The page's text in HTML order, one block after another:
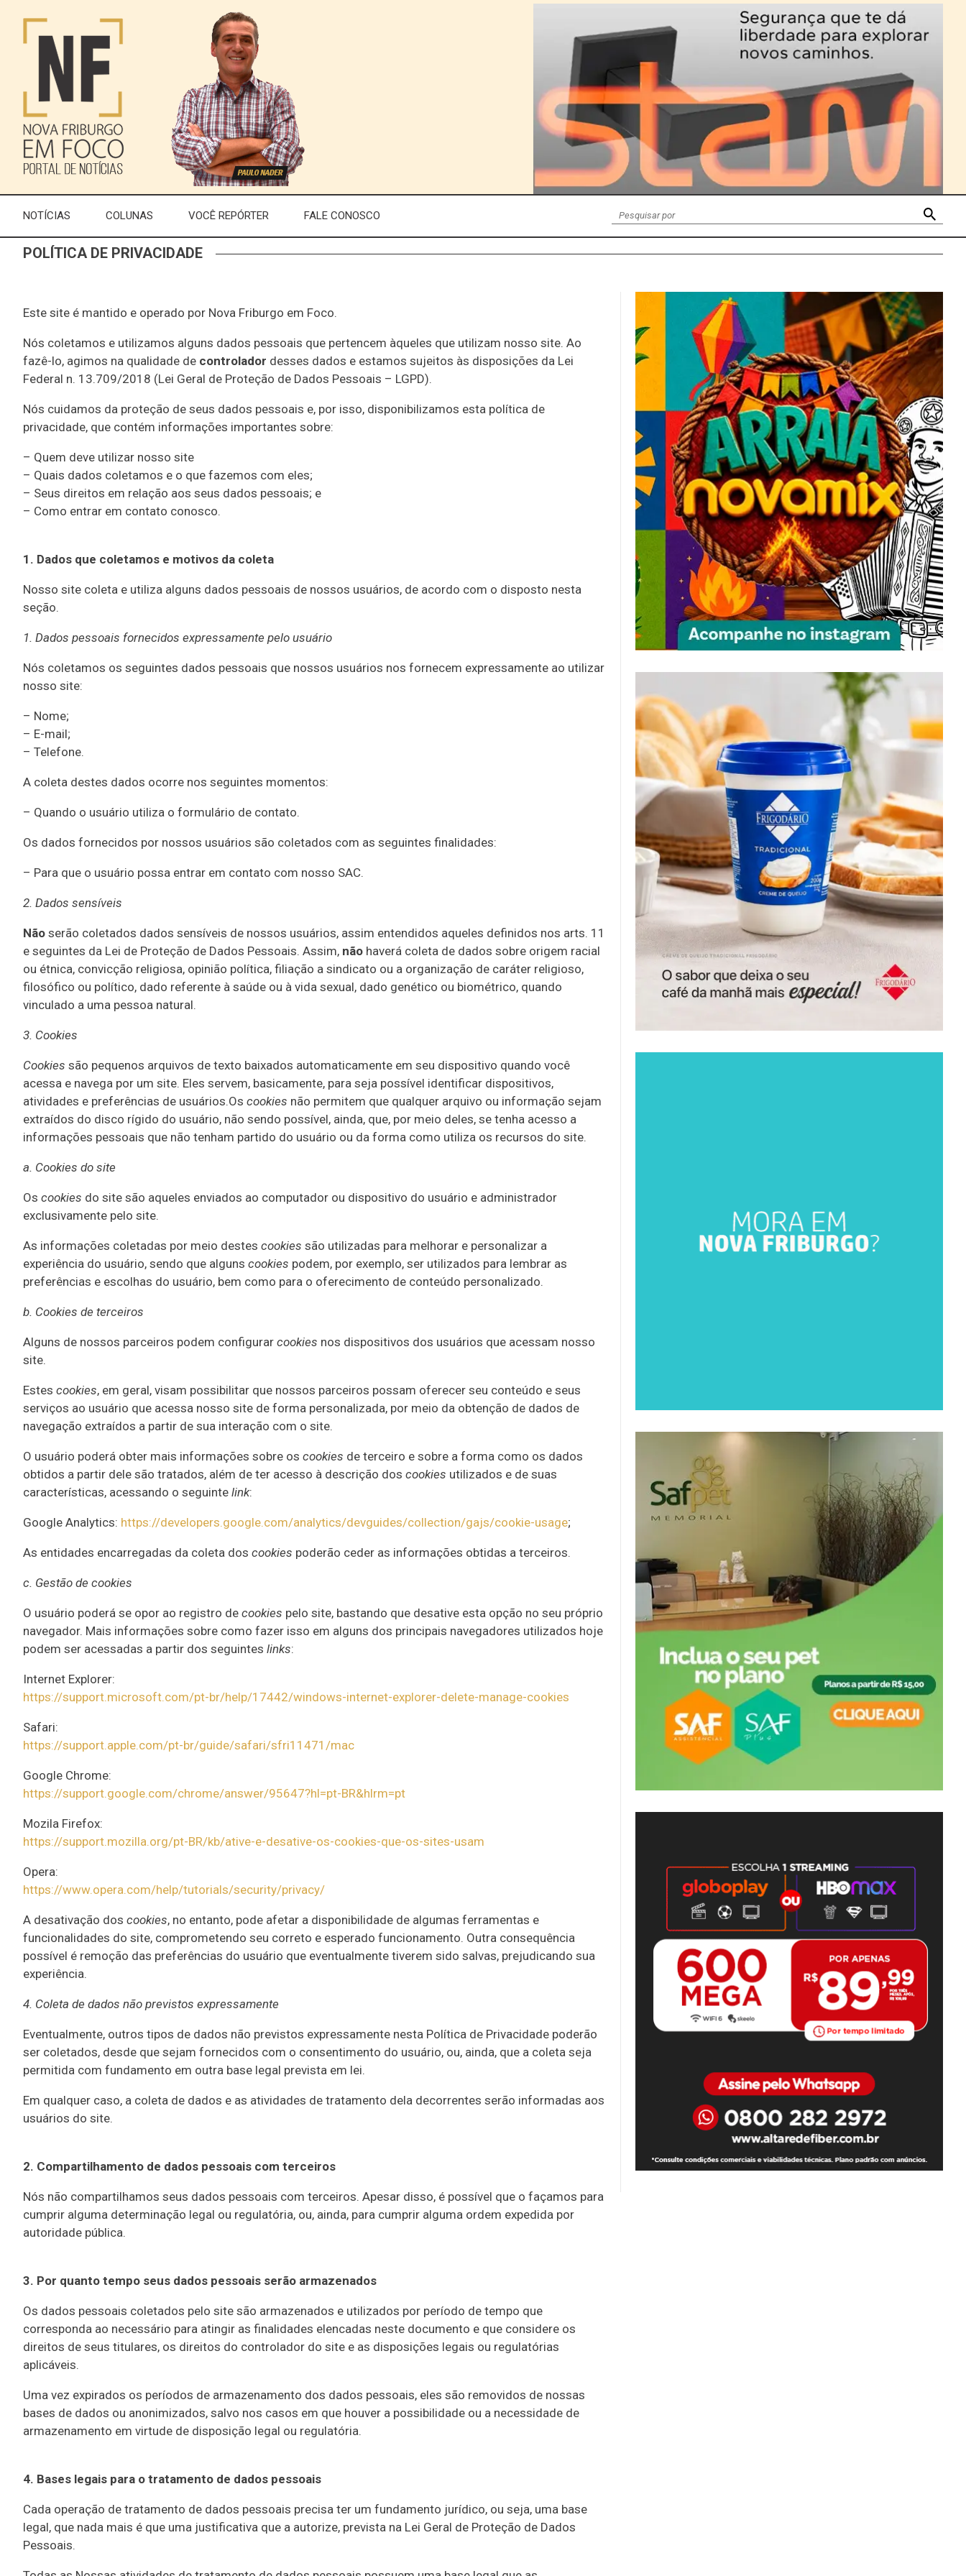
NOTÍCIAS COLUNAS VOCÊ REPÓRTER FALE CONOSCO
POLÍTICA DE PRIVACIDADE
Este site é mantido e operado por Nova Friburgo em Foco.
Nós coletamos e utilizamos alguns dados pessoais que pertencem àqueles que utilizam nosso site. Ao
fazê-lo, agimos na qualidade de controlador desses dados e estamos sujeitos às disposições da Lei
Federal n. 13.709/2018 (Lei Geral de Proteção de Dados Pessoais – LGPD).
Nós cuidamos da proteção de seus dados pessoais e, por isso, disponibilizamos esta política de
privacidade, que contém informações importantes sobre:
– Quem deve utilizar nosso site
– Quais dados coletamos e o que fazemos com eles;
– Seus direitos em relação aos seus dados pessoais; e
– Como entrar em contato conosco.
1. Dados que coletamos e motivos da coleta
Nosso site coleta e utiliza alguns dados pessoais de nossos usuários, de acordo com o disposto nesta
seção.
1. Dados pessoais fornecidos expressamente pelo usuário
Nós coletamos os seguintes dados pessoais que nossos usuários nos fornecem expressamente ao utilizar
nosso site:
– Nome;
– E-mail;
– Telefone.
A coleta destes dados ocorre nos seguintes momentos:
– Quando o usuário utiliza o formulário de contato.
Os dados fornecidos por nossos usuários são coletados com as seguintes finalidades:
– Para que o usuário possa entrar em contato com nosso SAC.
2. Dados sensíveis
Não serão coletados dados sensíveis de nossos usuários, assim entendidos aqueles definidos nos arts. 11
e seguintes da Lei de Proteção de Dados Pessoais. Assim, não haverá coleta de dados sobre origem racial
ou étnica, convicção religiosa, opinião política, filiação a sindicato ou a organização de caráter religioso,
filosófico ou político, dado referente à saúde ou à vida sexual, dado genético ou biométrico, quando
vinculado a uma pessoa natural.
3. Cookies
Cookies são pequenos arquivos de texto baixados automaticamente em seu dispositivo quando você
acessa e navega por um site. Eles servem, basicamente, para seja possível identificar dispositivos,
atividades e preferências de usuários.Os cookies não permitem que qualquer arquivo ou informação sejam
extraídos do disco rígido do usuário, não sendo possível, ainda, que, por meio deles, se tenha acesso a
informações pessoais que não tenham partido do usuário ou da forma como utiliza os recursos do site.
a. Cookies do site
Os cookies do site são aqueles enviados ao computador ou dispositivo do usuário e administrador
exclusivamente pelo site.
As informações coletadas por meio destes cookies são utilizadas para melhorar e personalizar a
experiência do usuário, sendo que alguns cookies podem, por exemplo, ser utilizados para lembrar as
preferências e escolhas do usuário, bem como para o oferecimento de conteúdo personalizado.
b. Cookies de terceiros
Alguns de nossos parceiros podem configurar cookies nos dispositivos dos usuários que acessam nosso
site.
Estes cookies, em geral, visam possibilitar que nossos parceiros possam oferecer seu conteúdo e seus
serviços ao usuário que acessa nosso site de forma personalizada, por meio da obtenção de dados de
navegação extraídos a partir de sua interação com o site.
O usuário poderá obter mais informações sobre os cookies de terceiro e sobre a forma como os dados
obtidos a partir dele são tratados, além de ter acesso à descrição dos cookies utilizados e de suas
características, acessando o seguinte link:
Google Analytics: https://developers.google.com/analytics/devguides/collection/gajs/cookie-usage;
As entidades encarregadas da coleta dos cookies poderão ceder as informações obtidas a terceiros.
c. Gestão de cookies
O usuário poderá se opor ao registro de cookies pelo site, bastando que desative esta opção no seu próprio
navegador. Mais informações sobre como fazer isso em alguns dos principais navegadores utilizados hoje
podem ser acessadas a partir dos seguintes links:
Internet Explorer:
https://support.microsoft.com/pt-br/help/17442/windows-internet-explorer-delete-manage-cookies
Safari:
https://support.apple.com/pt-br/guide/safari/sfri11471/mac
Google Chrome:
https://support.google.com/chrome/answer/95647?hl=pt-BR&hlrm=pt
Mozila Firefox:
https://support.mozilla.org/pt-BR/kb/ative-e-desative-os-cookies-que-os-sites-usam
Opera:
https://www.opera.com/help/tutorials/security/privacy/
A desativação dos cookies, no entanto, pode afetar a disponibilidade de algumas ferramentas e
funcionalidades do site, comprometendo seu correto e esperado funcionamento. Outra consequência
possível é remoção das preferências do usuário que eventualmente tiverem sido salvas, prejudicando sua
experiência.
4. Coleta de dados não previstos expressamente
Eventualmente, outros tipos de dados não previstos expressamente nesta Política de Privacidade poderão
ser coletados, desde que sejam fornecidos com o consentimento do usuário, ou, ainda, que a coleta seja
permitida com fundamento em outra base legal prevista em lei.
Em qualquer caso, a coleta de dados e as atividades de tratamento dela decorrentes serão informadas aos
usuários do site.
2. Compartilhamento de dados pessoais com terceiros
Nós não compartilhamos seus dados pessoais com terceiros. Apesar disso, é possível que o façamos para
cumprir alguma determinação legal ou regulatória, ou, ainda, para cumprir alguma ordem expedida por
autoridade pública.
3. Por quanto tempo seus dados pessoais serão armazenados
Os dados pessoais coletados pelo site são armazenados e utilizados por período de tempo que
corresponda ao necessário para atingir as finalidades elencadas neste documento e que considere os
direitos de seus titulares, os direitos do controlador do site e as disposições legais ou regulatórias
aplicáveis.
Uma vez expirados os períodos de armazenamento dos dados pessoais, eles são removidos de nossas
bases de dados ou anonimizados, salvo nos casos em que houver a possibilidade ou a necessidade de
armazenamento em virtude de disposição legal ou regulatória.
4. Bases legais para o tratamento de dados pessoais
Cada operação de tratamento de dados pessoais precisa ter um fundamento jurídico, ou seja, uma base
legal, que nada mais é que uma justificativa que a autorize, prevista na Lei Geral de Proteção de Dados
Pessoais.